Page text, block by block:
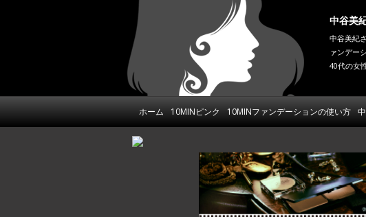
中谷美
中谷美紀
ァンデー
40代の女
ホーム 10MINピンク 10MINファンデーションの使い方